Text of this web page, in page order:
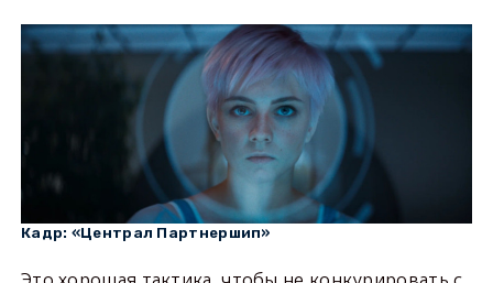
Кадр: «Централ Партнершип»